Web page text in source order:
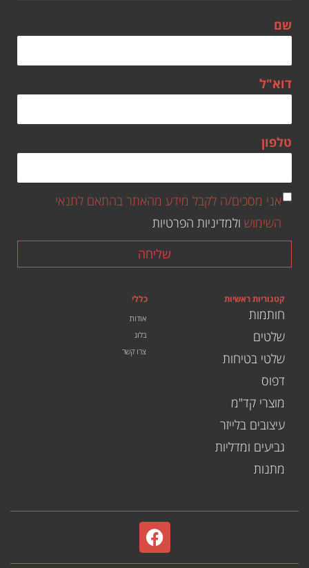
שם
דוא"ל
טלפון
אני מסכים/ה לקבל מידע מהאתר בהתאם לתנאי
השימוש ולמדיניות הפרטיות
שליחה
קטגוריות ראשיות
חותמות
שלטים
שלטי בטיחות
דפוס
מוצרי קד"מ
עיצובים בלייזר
גביעים ומדליות
מתנות
כללי
אודות
בלוג
צרו קשר